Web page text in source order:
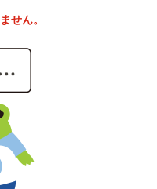
せん。